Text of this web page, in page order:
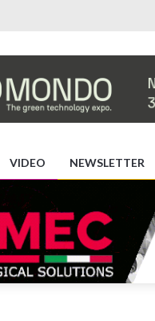
VIDEO NEWSLETTER